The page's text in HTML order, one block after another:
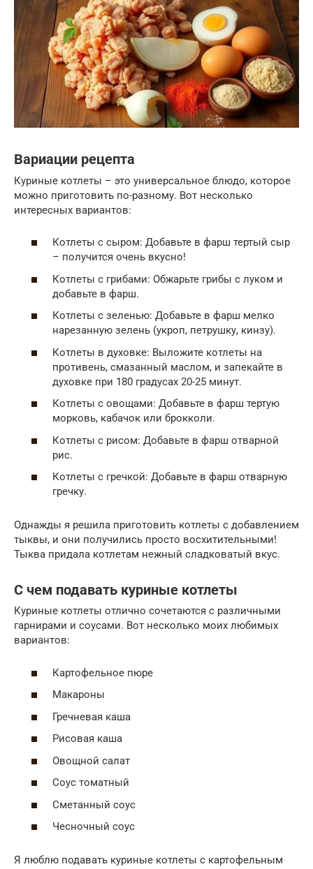
Вариации рецепта
Куриные котлеты – это универсальное блюдо, которое
можно приготовить по-разному. Вот несколько
интересных вариантов:
Котлеты с сыром: Добавьте в фарш тертый сыр
– получится очень вкусно!
Котлеты с грибами: Обжарьте грибы с луком и
добавьте в фарш.
Котлеты с зеленью: Добавьте в фарш мелко
нарезанную зелень (укроп, петрушку, кинзу).
Котлеты в духовке: Выложите котлеты на
противень, смазанный маслом, и запекайте в
духовке при 180 градусах 20-25 минут.
Котлеты с овощами: Добавьте в фарш тертую
морковь, кабачок или брокколи.
Котлеты с рисом: Добавьте в фарш отварной
рис.
Котлеты с гречкой: Добавьте в фарш отварную
гречку.
Однажды я решила приготовить котлеты с добавлением
тыквы, и они получились просто восхитительными!
Тыква придала котлетам нежный сладковатый вкус.
С чем подавать куриные котлеты
Куриные котлеты отлично сочетаются с различными
гарнирами и соусами. Вот несколько моих любимых
вариантов:
Картофельное пюре
Макароны
Гречневая каша
Рисовая каша
Овощной салат
Соус томатный
Сметанный соус
Чесночный соус
Я люблю подавать куриные котлеты с картофельным